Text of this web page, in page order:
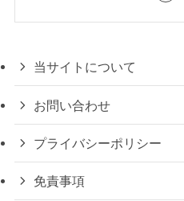
当サイトについて
お問い合わせ
プライバシーポリシー
免責事項